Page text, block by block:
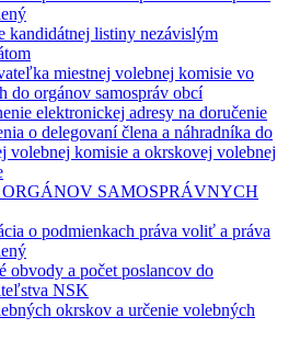
kandidátnej listiny nezávislým
miestnej volebnej komisie vo
do orgánov samospráv obcí
elektronickej adresy na doručenie
o delegovaní člena a náhradníka do
volebnej komisie a okrskovej volebnej
SAMOSPRÁVNYCH
o podmienkach práva voliť a práva
obvody a počet poslancov do
NSK
okrskov a určenie volebných